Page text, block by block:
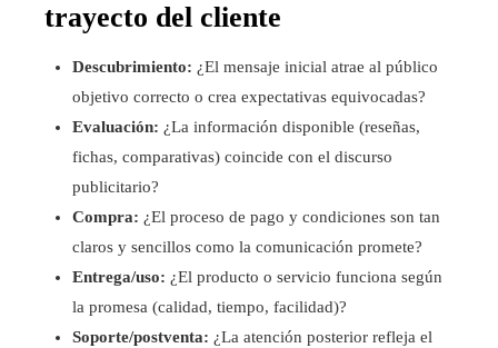
trayecto del cliente
Descubrimiento: ¿El mensaje inicial atrae al público
objetivo correcto o crea expectativas equivocadas?
Evaluación: ¿La información disponible (reseñas,
fichas, comparativas) coincide con el discurso
publicitario?
Compra: ¿El proceso de pago y condiciones son tan
claros y sencillos como la comunicación promete?
Entrega/uso: ¿El producto o servicio funciona según
la promesa (calidad, tiempo, facilidad)?
Soporte/postventa: ¿La atención posterior refleja el